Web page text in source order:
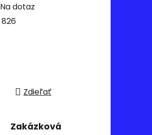
Na dotaz
826
Zdieľať
Zakázková